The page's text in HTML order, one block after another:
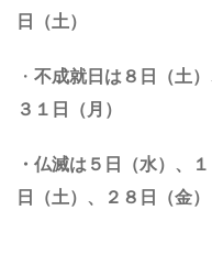
日（土）
・ 不成就日は ８日（土
３１日 （月）
・仏滅は ５ 日（水）、
日 （土）、２８日（金）